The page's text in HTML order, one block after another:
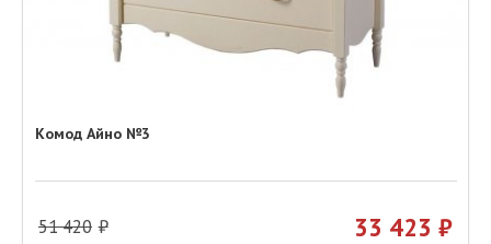
Комод Айно №3
51 420 33 423